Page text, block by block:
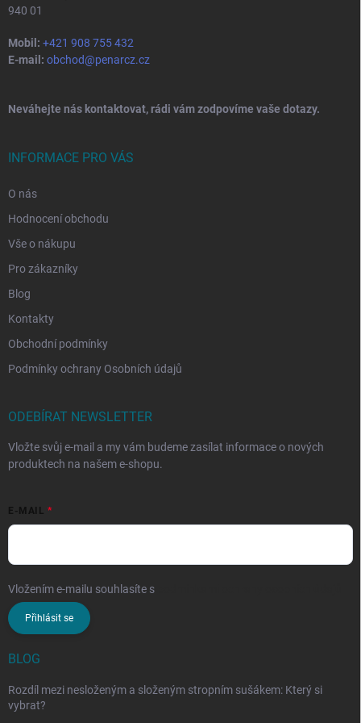
940 01
Mobil: +421 908 755 432
E-mail: obchod@penarcz.cz
Neváhejte nás kontaktovat, rádi vám zodpovíme vaše dotazy.
INFORMACE PRO VÁS
O nás
Hodnocení obchodu
Vše o nákupu
Pro zákazníky
Blog
Kontakty
Obchodní podmínky
Podmínky ochrany Osobních údajů
ODEBÍRAT NEWSLETTER
Vložte svůj e-mail a my vám budeme zasílat informace o nových
produktech na našem e-shopu.
E-MAIL
Vložením e-mailu souhlasíte s
Přihlásit se
BLOG
Rozdíl mezi nesloženým a složeným stropním sušákem: Který si
vybrat?